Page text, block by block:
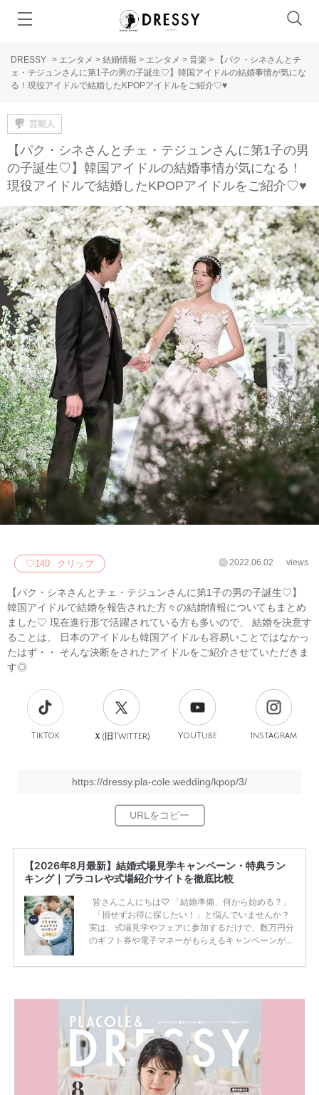
DRESSY > エンタメ > 結婚情報 > エンタメ > 音楽 >
【パク・シネさんとチ
ェ・テジュンさんに第1子の男の子誕生♡】韓国アイドルの結婚事情が気にな
る！現役アイドルで結婚したKPOPアイドルをご紹介♡♥
芸能人
【パク・シネさんとチェ・テジュンさんに第1子の男
の子誕生♡】韓国アイドルの結婚事情が気になる！
現役アイドルで結婚したKPOPアイドルをご紹介♡♥
♡140 クリップ 2022.06.02 views
【パク・シネさんとチェ・テジュンさんに第1子の男の子誕生♡】
韓国アイドルで結婚を報告された方々の結婚情報についてもまとめ
ました♡ 現在進行形で活躍されている方も多いので、 結婚を決意す
ることは、 日本のアイドルも韓国アイドルも容易いことではなかっ
たはず・・ そんな決断をされたアイドルをご紹介させていただきま
す◎
TikTok Ｘ(旧Twitter) YouTube Instagram
https://dressy.pla-cole.wedding/kpop/3/
【2026年8月最新】結婚式場見学キャンペーン・特典ラン
キング｜プラコレや式場紹介サイトを徹底比較
皆さんこんにちは♡ 「結婚準備、何から始める？」
「損せずお得に探したい！」と悩んでいませんか？
実は、式場見学やフェアに参加するだけで、数万円分
のギフト券や電子マネーがもらえるキャンペーンがあ
ため、比較せずに選ぶと損をしてしまうことも……。
内容：特典金額・条件・応募方法・注意点 「どこが
一番お得？」「プラコレの特典は？」といった疑問も
解決します。 まずは診断で候補を絞れる「ウェディ
ング診断」か、体験型 […]
続きを読む